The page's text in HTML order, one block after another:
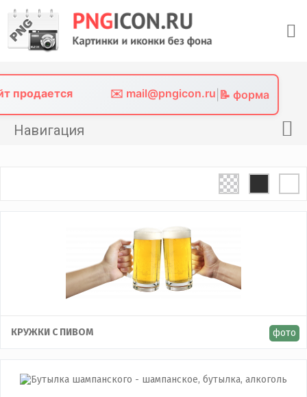
content
продается ✉️ mail@pngicon.ru 📝 форма
Навигация
КРУЖКИ С ПИВОМ фото